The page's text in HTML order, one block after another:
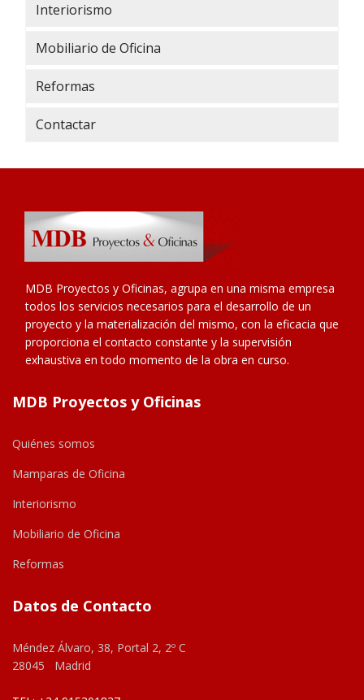
Interiorismo
Mobiliario de Oficina
Reformas
Contactar
MDB Proyectos y Oficinas, agrupa en una misma empresa
todos los servicios necesarios para el desarrollo de un
proyecto y la materialización del mismo, con la eficacia que
proporciona el contacto constante y la supervisión
exhaustiva en todo momento de la obra en curso.
MDB Proyectos y Oficinas
Quiénes somos
Mamparas de Oficina
Interiorismo
Mobiliario de Oficina
Reformas
Datos de Contacto
Méndez Álvaro, 38, Portal 2, 2º C
28045 Madrid